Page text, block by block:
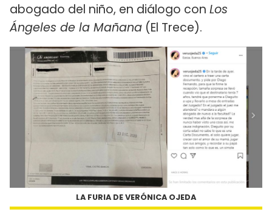
abogado del niño, en diálogo con Los
Ángeles de la Mañana (El Trece).
LA FURIA DE VERÓNICA OJEDA